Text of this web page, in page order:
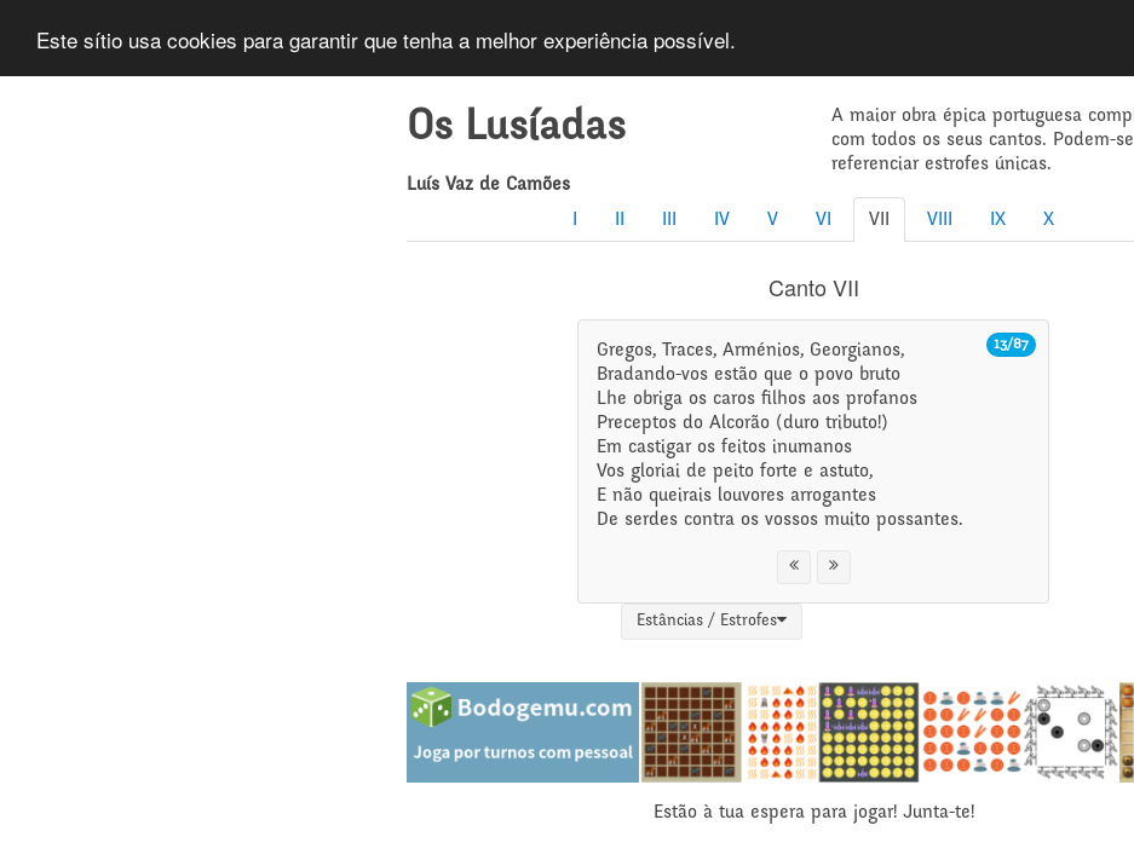
Este sítio usa cookies para garantir que tenha a melhor experiência possível.
Os Lusíadas
Luís Vaz de Camões
A maior obra épica portuguesa
com todos os seus cantos. Podem-
referenciar estrofes únicas.
IV V VI VII VIII IX X
Canto VII
13/87
Gregos, Traces, Arménios, Georgianos,
Bradando-vos estão que o povo bruto
Lhe obriga os caros filhos aos profanos
Preceptos do Alcorão (duro tributo!)
Em castigar os feitos inumanos
Vos gloriai de peito forte e astuto,
E não queirais louvores arrogantes
De serdes contra os vossos muito possantes.
Estâncias / Estrofes
Estão à tua espera para jogar! Junta-te!